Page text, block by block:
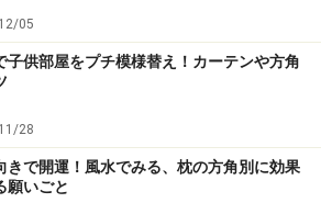
パワーを持つ天使の小物を置くのも
繁盛を祈願するなら西に、仕事や人
は南西に置きましょう。また、天使
外に出す力があるので、出口に飾る
05
子供部屋をプチ模様替え！カーテンや方角
28
きで開運！風水でみる、枕の方角別に効果
願いごと